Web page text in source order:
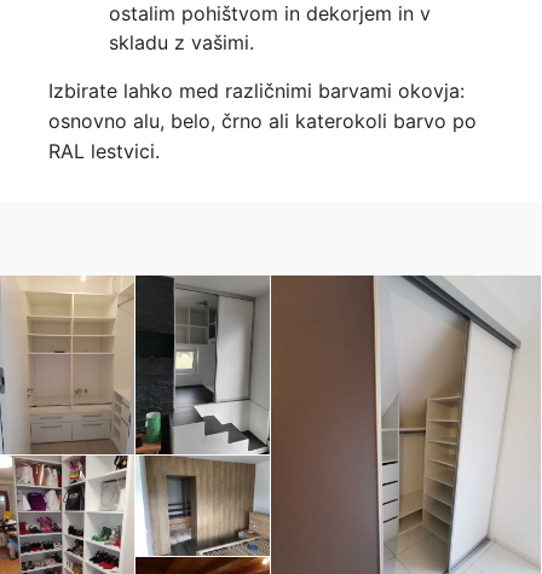
ostalim pohištvom in dekorjem in v
skladu z vašimi.
Izbirate lahko med različnimi barvami okovja:
osnovno alu, belo, črno ali katerokoli barvo po
RAL lestvici.